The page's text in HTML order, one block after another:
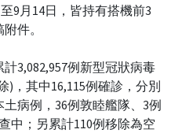
9月14日，皆持有搭機前3
件。
3,082,957例新型冠狀病毒
)，其中16,115例確診，分別
土病例，36例敦睦艦隊、3例
中；另累計110例移除為空